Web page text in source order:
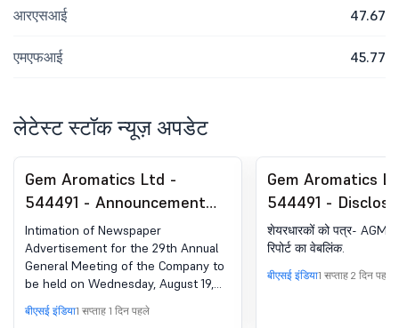
आरएसआई 47.67
एमएफआई 45.77
लेटेस्ट स्टॉक न्यूज़ अपडेट
Gem Aromatics Ltd -
544491 - Announcement
under Regulation 30
(LODR)-Newspaper
Publication
Intimation of Newspaper
Advertisement for the 29th Annual
General Meeting of the Company to
be held on Wednesday, August 19,
2026, through Video Conference
(''VC'')/ Other Audio-Visual Means
बीएसई इंडिया1 सप्ताह 1 दिन पहले
Gem Aromatics
544491 -
Regulation 30 Of
(Listing
Disclosure
शेयरधारकों को पत्र- AGM
रिपोर्ट का वेबलिंक.
बीएसई इंडिया1 सप्ताह 2 दिन पहले